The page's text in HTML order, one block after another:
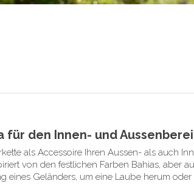
den Innen- und
als Accessoire Ihren Aussen- als auch
von den festlichen Farben Bahias, aber
Geländers, um eine Laube herum oder